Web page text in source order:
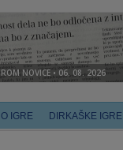
IGRE DIRKAŠKE IGRE